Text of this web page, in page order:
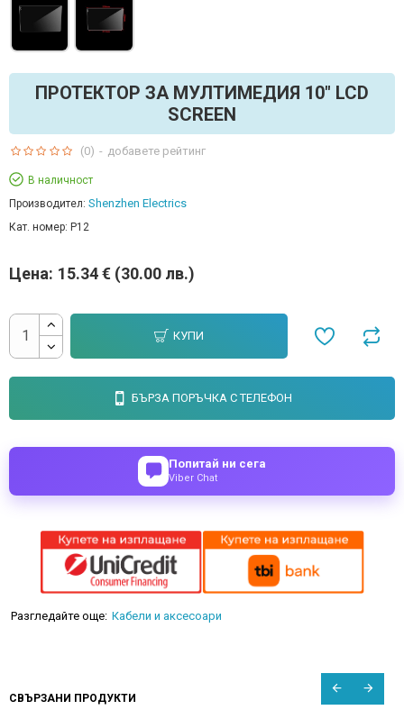
ПРОТЕКТОР ЗА МУЛТИМЕДИЯ 10" LCD
SCREEN
В наличност
Производител: Shenzhen Electrics
Кат. номер: P12
(0) - добавете рейтинг
Цена: 15.34 € (30.00 лв.)
КУПИ
БЪРЗА ПОРЪЧКА С ТЕЛЕФОН
Попитай ни сега
Viber Chat
Разгледайте още: Кабели и аксесоари
СВЪРЗАНИ ПРОДУКТИ